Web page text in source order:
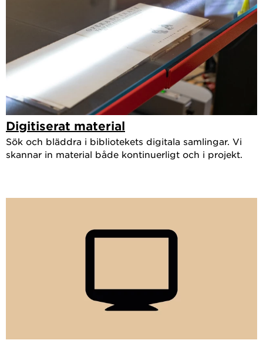
Digitiserat material
Sök och bläddra i bibliotekets digitala samlingar. Vi
skannar in material både kontinuerligt och i projekt.